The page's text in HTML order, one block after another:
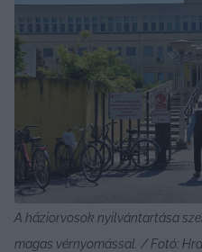
A háziorvosok nyilvántartása
magas vérnyomással. / Fotó: